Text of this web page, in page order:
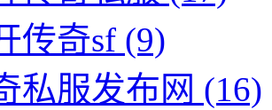
传奇sf (9)
私服发布网 (16)